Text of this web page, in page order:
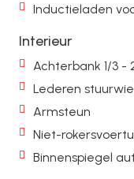
Inductieladen
Interieur
Achterbank 1/3 -
Lederen
Armsteun
Niet-
Binnenspiegel